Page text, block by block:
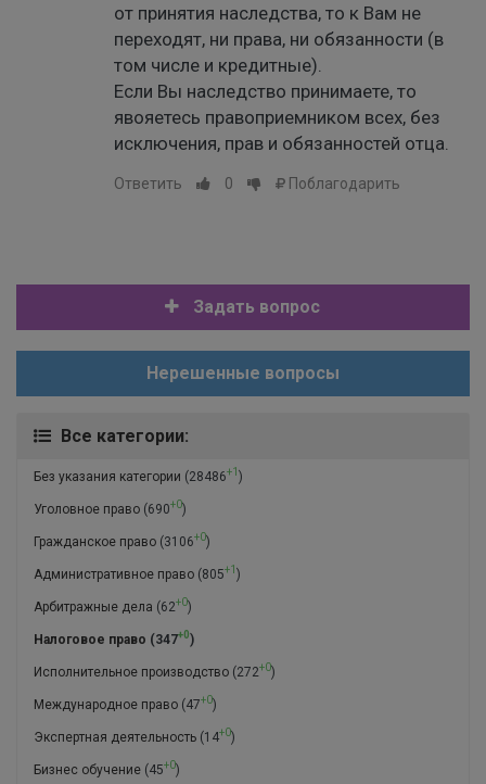
от принятия наследства, то к Вам не
переходят, ни права, ни обязанности (в
том числе и кредитные).
Если Вы наследство принимаете, то
явояетесь правоприемником всех, без
исключения, прав и обязанностей отца.
Ответить 0 Поблагодарить
Задать вопрос
Нерешенные вопросы
Все категории:
Без указания категории (28486+1 )
Уголовное право (690+0)
Гражданское право (3106+0)
Административное право (805+1 )
Арбитражные дела (62+0)
Налоговое право (347+0)
Исполнительное производство (272+0)
Международное право (47+0)
Экспертная деятельность (14+0)
Бизнес обучение (45+0)